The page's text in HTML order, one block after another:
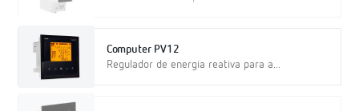
Computer PV12
Regulador de energia reativa para a...